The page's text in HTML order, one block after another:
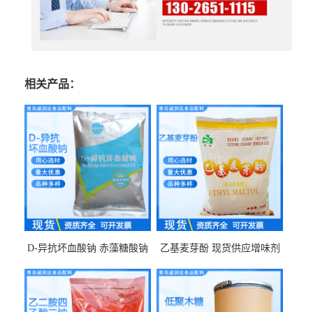
相关产品：
D-异抗坏血酸钠 赤藻糖酸钠
乙基麦芽酚 现货供应增味剂